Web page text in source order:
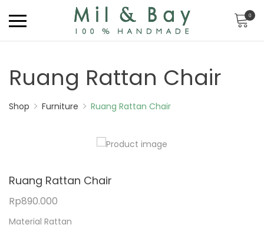
0
Ruang Rattan Chair
Shop Furniture Ruang Rattan Chair
Ruang Rattan Chair
Rp890.000
Material Rattan